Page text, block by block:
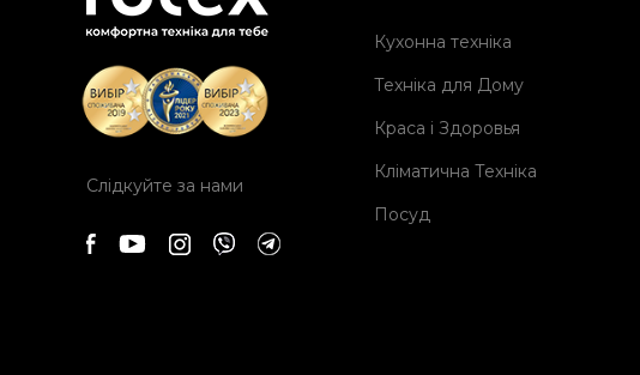
Слідкуйте за нами
Кухонна техніка
Техніка для Дому
Краса і Здоровья
Кліматична Техніка
Посуд